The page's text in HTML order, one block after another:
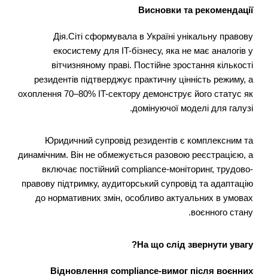
Висновки та рекомендації
Дія.Сіті сформувала в Україні унікальну правову
екосистему для IT-бізнесу, яка не має аналогів у
вітчизняному праві. Постійне зростання кількості
резидентів підтверджує практичну цінність режиму, а
охоплення 70–80% IT-сектору демонструє його статус як
домінуючої моделі для галузі.
Юридичний супровід резидентів є комплексним та
динамічним. Він не обмежується разовою реєстрацією, а
включає постійний compliance-моніторинг, трудово-
правову підтримку, аудиторський супровід та адаптацію
до нормативних змін, особливо актуальних в умовах
воєнного стану.
На що слід звернути увагу?
Відновлення compliance-вимог після воєнних